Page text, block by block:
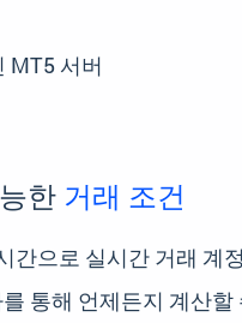
MT5 서버
한 거래 조건
간으로 실시간 거래 계
통해 언제든지 계산